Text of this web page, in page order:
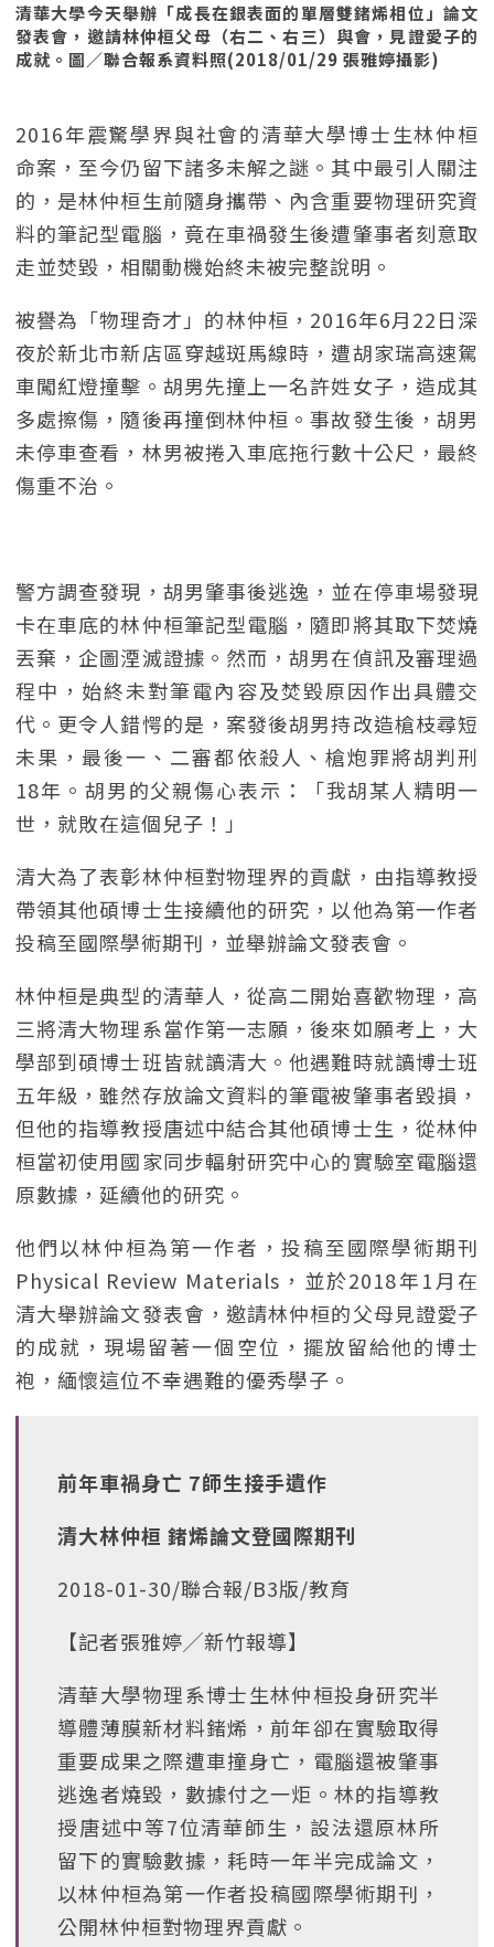
清華大學今天舉辦「成長在銀表面的單層雙鍺烯相位」論文
發表會，邀請林仲桓父母（右二、右三）與會，見證愛子的
成就。圖／聯合報系資料照(2018/01/29 張雅婷攝影)
2016年震驚學界與社會的清華大學博士生林仲桓
命案，至今仍留下諸多未解之謎。其中最引人關注
的，是林仲桓生前隨身攜帶、內含重要物理研究資
料的筆記型電腦，竟在車禍發生後遭肇事者刻意取
走並焚毀，相關動機始終未被完整說明。
被譽為「物理奇才」的林仲桓，2016年6月22日深
夜於新北市新店區穿越斑馬線時，遭胡家瑞高速駕
車闖紅燈撞擊。胡男先撞上一名許姓女子，造成其
多處擦傷，隨後再撞倒林仲桓。事故發生後，胡男
未停車查看，林男被捲入車底拖行數十公尺，最終
傷重不治。
警方調查發現，胡男肇事後逃逸，並在停車場發現
卡在車底的林仲桓筆記型電腦，隨即將其取下焚燒
丟棄，企圖湮滅證據。然而，胡男在偵訊及審理過
程中，始終未對筆電內容及焚毀原因作出具體交
代。更令人錯愕的是，案發後胡男持改造槍枝尋短
未果，最後一、二審都依殺人、槍炮罪將胡判刑
18年。胡男的父親傷心表示：「我胡某人精明一
世，就敗在這個兒子！」
清大為了表彰林仲桓對物理界的貢獻，由指導教授
帶領其他碩博士生接續他的研究，以他為第一作者
投稿至國際學術期刊，並舉辦論文發表會。
林仲桓是典型的清華人，從高二開始喜歡物理，高
三將清大物理系當作第一志願，後來如願考上，大
學部到碩博士班皆就讀清大。他遇難時就讀博士班
五年級，雖然存放論文資料的筆電被肇事者毀損，
但他的指導教授唐述中結合其他碩博士生，從林仲
桓當初使用國家同步輻射研究中心的實驗室電腦還
原數據，延續他的研究。
他們以林仲桓為第一作者，投稿至國際學術期刊
Physical Review Materials，並於2018年1月在
清大舉辦論文發表會，邀請林仲桓的父母見證愛子
的成就，現場留著一個空位，擺放留給他的博士
袍，緬懷這位不幸遇難的優秀學子。
前年車禍身亡 7師生接手遺作
清大林仲桓 鍺烯論文登國際期刊
2018-01-30/聯合報/B3版/教育
【記者張雅婷╱新竹報導】
清華大學物理系博士生林仲桓投身研究半
導體薄膜新材料鍺烯，前年卻在實驗取得
重要成果之際遭車撞身亡，電腦還被肇事
逃逸者燒毀，數據付之一炬。林的指導教
授唐述中等7位清華師生，設法還原林所
留下的實驗數據，耗時一年半完成論文，
以林仲桓為第一作者投稿國際學術期刊，
公開林仲桓對物理界貢獻。